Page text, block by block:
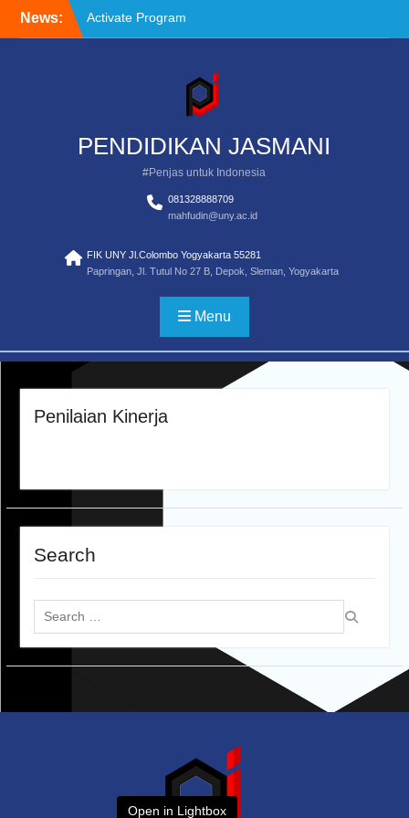
News:
Activate Program
Definisi Penilaian Untuk
Standar Pendidikan Guru
PENDIDIKAN JASMANI
#Penjas untuk Indonesia
081328888709
mahfudin@uny.ac.id
FIK UNY Jl.Colombo Yogyakarta 55281
Papringan, Jl. Tutul No 27 B, Depok, Sleman, Yogyakarta
Menu
Penilaian Kinerja
Search
Search
for:
Open in Lightbox